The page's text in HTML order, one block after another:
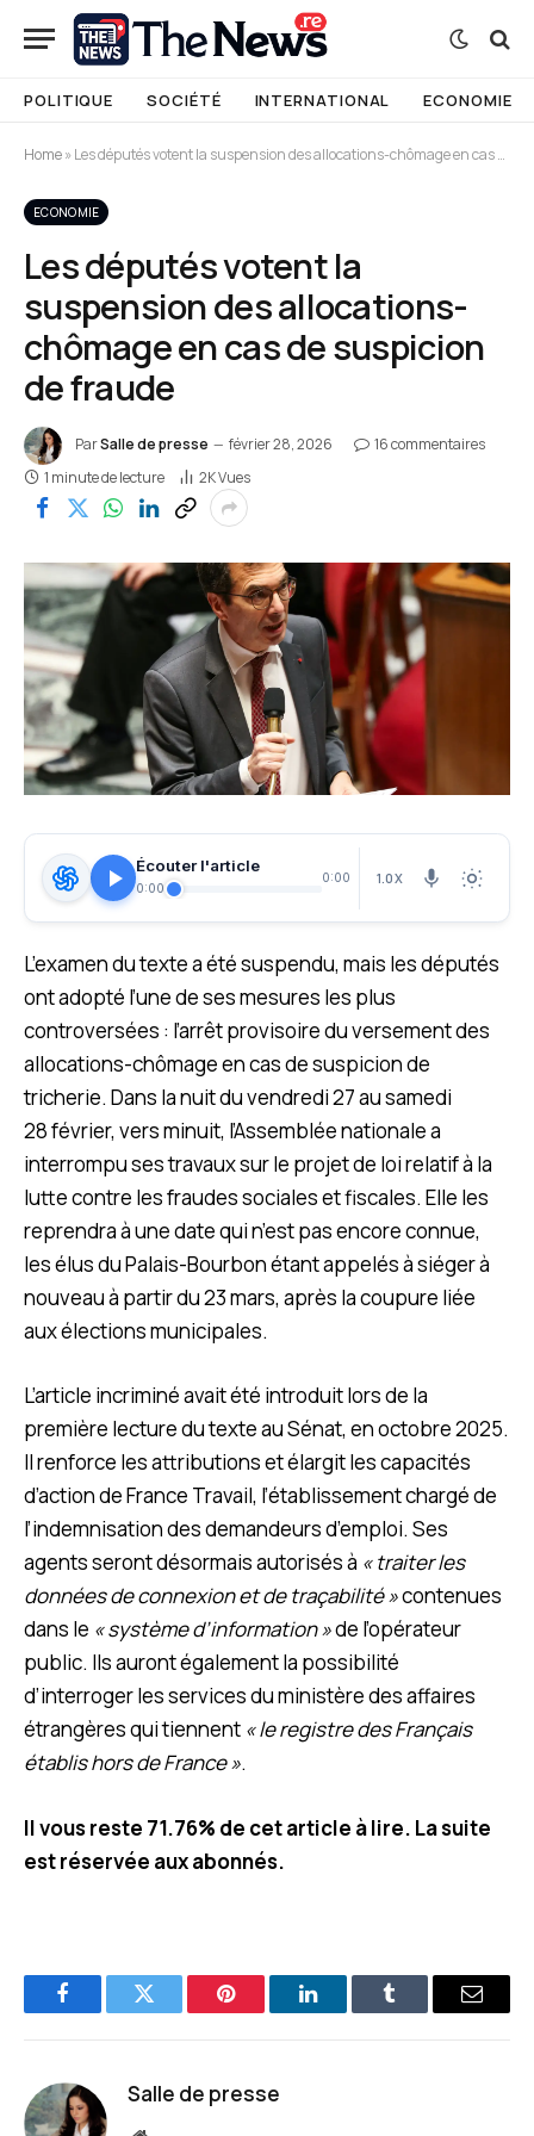
POLITIQUE SOCIÉTÉ INTERNATIONAL ECONOMIE
Home»Les députés votent la suspension des allocations-chômage en cas de suspicion de fraude
ECONOMIE
Les députés votent la
suspension des allocations-
chômage en cas de suspicion
de fraude
ParSalle de presse février 28, 2026
16 commentaires
1 minute de lecture
2KVues
Écouter l'article
0:00
0:00 1.0X
L’examen du texte a été suspendu, mais les députés
ont adopté l’une de ses mesures les plus
controversées : l’arrêt provisoire du versement des
allocations-chômage en cas de suspicion de
tricherie. Dans la nuit du vendredi 27 au samedi
28 février, vers minuit, l’Assemblée nationale a
interrompu ses travaux sur le projet de loi relatif à la
lutte contre les fraudes sociales et fiscales. Elle les
reprendra à une date qui n’est pas encore connue,
les élus du Palais-Bourbon étant appelés à siéger à
nouveau à partir du 23 mars, après la coupure liée
aux élections municipales.
L’article incriminé avait été introduit lors de la
première lecture du texte au Sénat, en octobre 2025.
Il renforce les attributions et élargit les capacités
d’action de France Travail, l’établissement chargé de
l’indemnisation des demandeurs d’emploi. Ses
agents seront désormais autorisés à « traiter les
données de connexion et de traçabilité »contenues
dans le « système d’information »de l’opérateur
public. Ils auront également la possibilité
d’interroger les services du ministère des affaires
étrangères qui tiennent « le registre des Français
établis hors de France ».
Il vous reste 71.76% de cet article à lire. La suite
est réservée aux abonnés.
FacebookTwitter Pinterest LinkedInTumblr
E-
Salle de presse